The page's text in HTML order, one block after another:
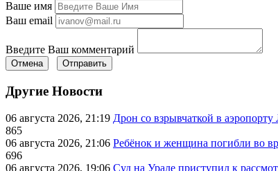
Ваше имя
Ваш email
Введите Ваш комментарий
Отмена Отправить
Другие Новости
06 августа 2026, 21:19 Дрон со взрывчаткой в
865
06 августа 2026, 21:06 Ребёнок и женщина погибли во
696
06 августа 2026, 19:06 Суд на Урале приступил к